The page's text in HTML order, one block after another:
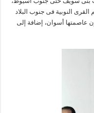
القرى النوبية فى جنوب البلاد
عاصمتها أسوان، إضافة إلى